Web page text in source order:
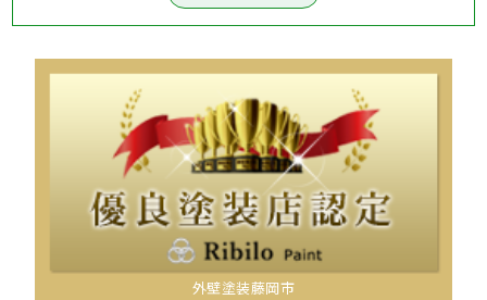
外壁塗装藤岡市